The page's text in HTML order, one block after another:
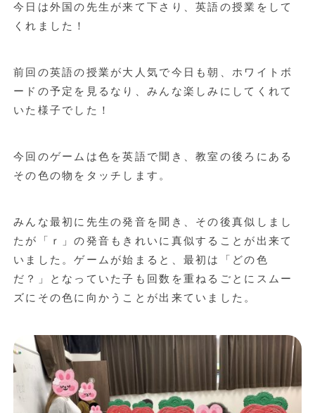
今日は外国の先生が来て下さり、英語の授業をして
くれました！
前回の英語の授業が大人気で今日も朝、ホワイトボ
ードの予定を見るなり、みんな楽しみにしてくれて
いた様子でした！
今回のゲームは色を英語で聞き、教室の後ろにある
その色の物をタッチします。
みんな最初に先生の発音を聞き、その後真似しまし
たが「ｒ」の発音もきれいに真似することが出来て
いました。ゲームが始まると、最初は「どの色
だ？」となっていた子も回数を重ねるごとにスムー
ズにその色に向かうことが出来ていました。